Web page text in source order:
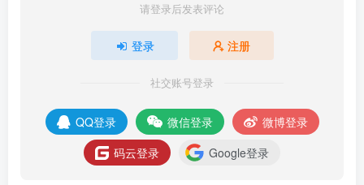
请登录后发表评论
登录 注册
社交账号登录
QQ登录 微信登录
微博登录
码云登录
Google登录